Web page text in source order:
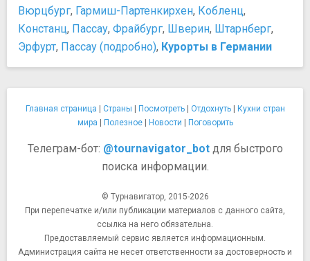
Вюрцбург, Гармиш-Партенкирхен, Кобленц,
Констанц, Пассау, Фрайбург, Шверин, Штарнберг,
Эрфурт, Пассау (подробно), Курорты в Германии
Главная страница Страны Посмотреть| Отдохнуть|
Кухни стран
мира
Полезное| Новости Поговорить
Телеграм-бот: @tournavigator_botдля быстрого
поиска информации.
© Турнавигатор, 2015-2026
При перепечатке и/или публикации материалов с данного сайта,
ссылка на него обязательна.
Предоставляемый сервис является информационным.
Администрация сайта не несет ответственности за достоверность и